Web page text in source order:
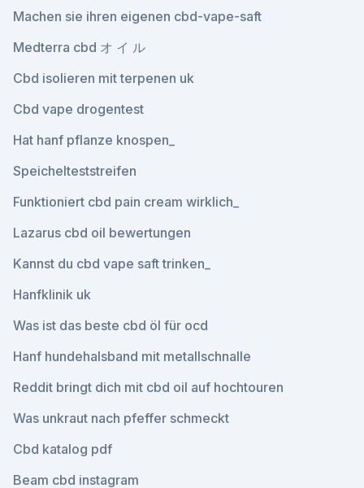
Machen sie ihren eigenen cbd-vape-saft
Medterra cbd オ イ ル
Cbd isolieren mit terpenen uk
Cbd vape drogentest
Hat hanf pflanze knospen_
Speichelteststreifen
Funktioniert cbd pain cream wirklich_
Lazarus cbd oil bewertungen
Kannst du cbd vape saft trinken_
Hanfklinik uk
Was ist das beste cbd öl für ocd
Hanf hundehalsband mit metallschnalle
Reddit bringt dich mit cbd oil auf hochtouren
Was unkraut nach pfeffer schmeckt
Cbd katalog pdf
Beam cbd instagram